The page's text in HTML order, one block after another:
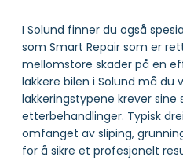
I Solund finner du også
som Smart Repair som er
mellomstore skader på en
lakkere bilen i Solund må
lakkeringstypene krever sine
etterbehandlinger. Typisk
omfanget av sliping,
for å sikre et profesjonelt